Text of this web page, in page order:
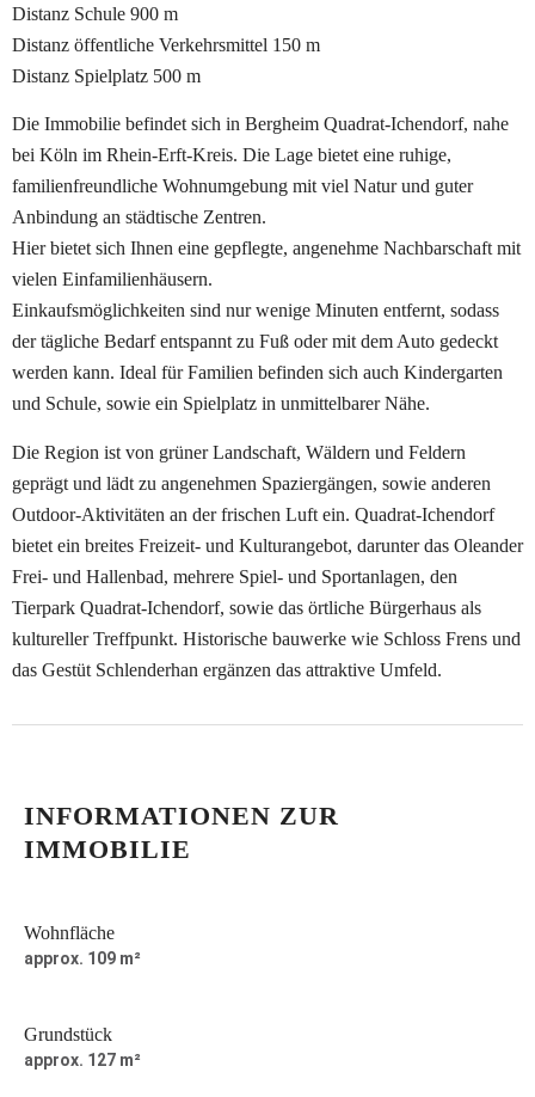
Distanz Schule 900 m
Distanz öffentliche Verkehrsmittel 150 m
Distanz Spielplatz 500 m
Die Immobilie befindet sich in Bergheim Quadrat-Ichendorf, nahe
bei Köln im Rhein-Erft-Kreis. Die Lage bietet eine ruhige,
familienfreundliche Wohnumgebung mit viel Natur und guter
Anbindung an städtische Zentren.
Hier bietet sich Ihnen eine gepflegte, angenehme Nachbarschaft mit
vielen Einfamilienhäusern.
Einkaufsmöglichkeiten sind nur wenige Minuten entfernt, sodass
der tägliche Bedarf entspannt zu Fuß oder mit dem Auto gedeckt
werden kann. Ideal für Familien befinden sich auch Kindergarten
und Schule, sowie ein Spielplatz in unmittelbarer Nähe.
Die Region ist von grüner Landschaft, Wäldern und Feldern
geprägt und lädt zu angenehmen Spaziergängen, sowie anderen
Outdoor-Aktivitäten an der frischen Luft ein. Quadrat-Ichendorf
bietet ein breites Freizeit- und Kulturangebot, darunter das Oleander
Frei- und Hallenbad, mehrere Spiel- und Sportanlagen, den
Tierpark Quadrat-Ichendorf, sowie das örtliche Bürgerhaus als
kultureller Treffpunkt. Historische bauwerke wie Schloss Frens und
das Gestüt Schlenderhan ergänzen das attraktive Umfeld.
INFORMATIONEN ZUR
IMMOBILIE
Wohnfläche
approx. 109 m²
Grundstück
approx. 127 m²